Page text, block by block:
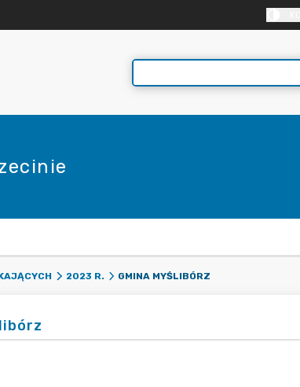
2023 R. GMINA MYŚLIBÓRZ